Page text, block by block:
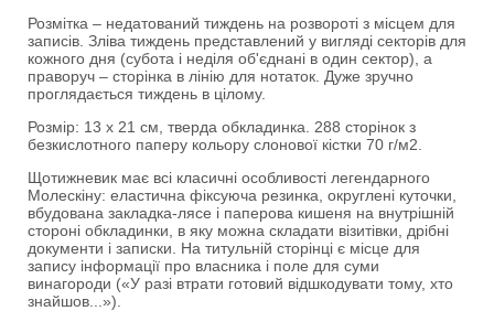
Розмітка – недатований тиждень на розвороті з місцем для
записів. Зліва тиждень представлений ​​у вигляді секторів для
кожного дня (субота і неділя об'єднані в один сектор), а
праворуч – сторінка в лінію для нотаток. Дуже зручно
проглядається тиждень в цілому.
Розмір: 13 x 21 см, тверда обкладинка. 288 сторінок з
безкислотного паперу кольору слонової кістки 70 г/м2.
Щотижневик має всі класичні особливості легендарного
Молескіну: еластична фіксуюча резинка, округлені куточки,
вбудована закладка-лясе і паперова кишеня на внутрішній
стороні обкладинки, в яку можна складати візитівки, дрібні
документи і записки. На титульній сторінці є місце для
запису інформації про власника і поле для суми
винагороди («У разі втрати готовий відшкодувати тому, хто
знайшов...»).